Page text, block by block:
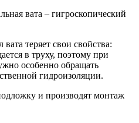
вата – гигроскопический
теряет свои свойства:
в труху, поэтому при
особенно обращать
гидроизоляции.
и производят монтаж